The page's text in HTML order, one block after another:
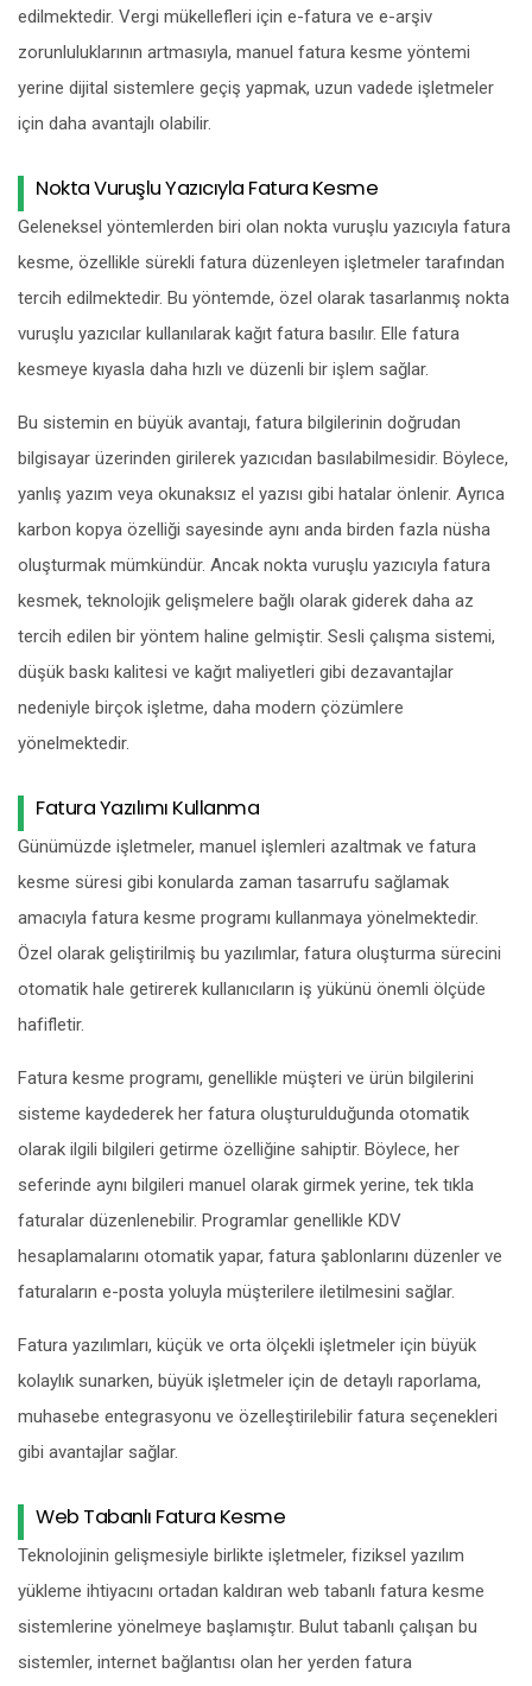
edilmektedir. Vergi mükellefleri için e-fatura ve e-arşiv
zorunluluklarının artmasıyla, manuel fatura kesme yöntemi
yerine dijital sistemlere geçiş yapmak, uzun vadede işletmeler
için daha avantajlı olabilir.
Nokta Vuruşlu Yazıcıyla Fatura Kesme
Geleneksel yöntemlerden biri olan nokta vuruşlu yazıcıyla fatura
kesme, özellikle sürekli fatura düzenleyen işletmeler tarafından
tercih edilmektedir. Bu yöntemde, özel olarak tasarlanmış nokta
vuruşlu yazıcılar kullanılarak kağıt fatura basılır. Elle fatura
kesmeye kıyasla daha hızlı ve düzenli bir işlem sağlar.
Bu sistemin en büyük avantajı, fatura bilgilerinin doğrudan
bilgisayar üzerinden girilerek yazıcıdan basılabilmesidir. Böylece,
yanlış yazım veya okunaksız el yazısı gibi hatalar önlenir. Ayrıca
karbon kopya özelliği sayesinde aynı anda birden fazla nüsha
oluşturmak mümkündür. Ancak nokta vuruşlu yazıcıyla fatura
kesmek, teknolojik gelişmelere bağlı olarak giderek daha az
tercih edilen bir yöntem haline gelmiştir. Sesli çalışma sistemi,
düşük baskı kalitesi ve kağıt maliyetleri gibi dezavantajlar
nedeniyle birçok işletme, daha modern çözümlere
yönelmektedir.
Fatura Yazılımı Kullanma
Günümüzde işletmeler, manuel işlemleri azaltmak ve fatura
kesme süresi gibi konularda zaman tasarrufu sağlamak
amacıyla fatura kesme programı kullanmaya yönelmektedir.
Özel olarak geliştirilmiş bu yazılımlar, fatura oluşturma sürecini
otomatik hale getirerek kullanıcıların iş yükünü önemli ölçüde
hafifletir.
Fatura kesme programı, genellikle müşteri ve ürün bilgilerini
sisteme kaydederek her fatura oluşturulduğunda otomatik
olarak ilgili bilgileri getirme özelliğine sahiptir. Böylece, her
seferinde aynı bilgileri manuel olarak girmek yerine, tek tıkla
faturalar düzenlenebilir. Programlar genellikle KDV
hesaplamalarını otomatik yapar, fatura şablonlarını düzenler ve
faturaların e-posta yoluyla müşterilere iletilmesini sağlar.
Fatura yazılımları, küçük ve orta ölçekli işletmeler için büyük
kolaylık sunarken, büyük işletmeler için de detaylı raporlama,
muhasebe entegrasyonu ve özelleştirilebilir fatura seçenekleri
gibi avantajlar sağlar.
Web Tabanlı Fatura Kesme
Teknolojinin gelişmesiyle birlikte işletmeler, fiziksel yazılım
yükleme ihtiyacını ortadan kaldıran web tabanlı fatura kesme
sistemlerine yönelmeye başlamıştır. Bulut tabanlı çalışan bu
sistemler, internet bağlantısı olan her yerden fatura